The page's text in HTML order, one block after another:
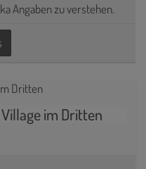
Angaben zu verstehen.
im Dritten